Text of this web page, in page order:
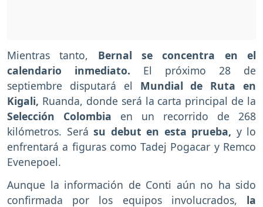
Mientras tanto, Bernal se concentra en el
calendario inmediato. El próximo 28 de
septiembre disputará el Mundial de Ruta en
Kigali, Ruanda, donde será la carta principal de la
Selección Colombia en un recorrido de 268
kilómetros. Será su debut en esta prueba, y lo
enfrentará a figuras como Tadej Pogacar y Remco
Evenepoel.
Aunque la información de Conti aún no ha sido
confirmada por los equipos involucrados, la